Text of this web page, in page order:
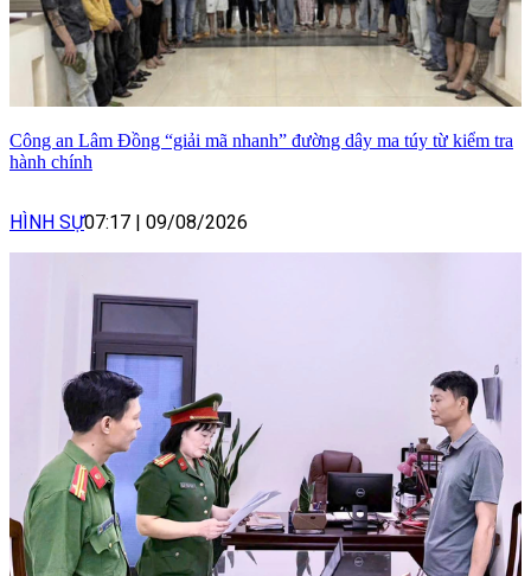
Công an Lâm Đồng “giải mã nhanh” đường dây ma túy từ kiểm tra
hành chính
HÌNH SỰ07:17 09/08/2026